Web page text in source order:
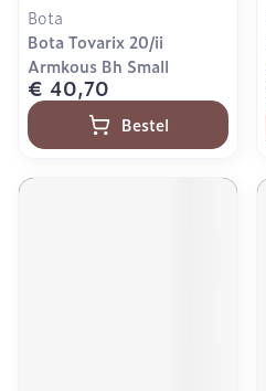
Bota
Bota Tovarix 20/ii
Armkous Bh Small
€ 40,70
Bestel